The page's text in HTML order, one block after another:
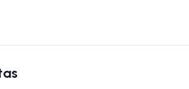
verifique se o pneu e o aro estão